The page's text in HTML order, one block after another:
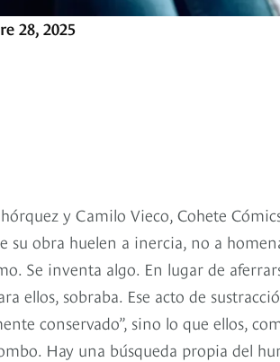
28, 2025
y Camilo Vieco, Cohete
su obra huelen a inercia, no a
Se inventa algo. En lugar de
ellos, sobraba. Ese acto de
conservado”, sino lo que ellos,
Hay una búsqueda propia del